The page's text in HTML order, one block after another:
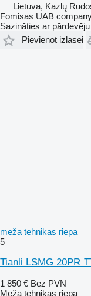
Lietuva, Kazlų
Fomisas UAB
Sazināties ar pārdevēju
Pievienot izlasei
meža tehnikas riepa
5
Tianli LSMG 20PR
1 850 € Bez PVN
Meža tehnikas riepa